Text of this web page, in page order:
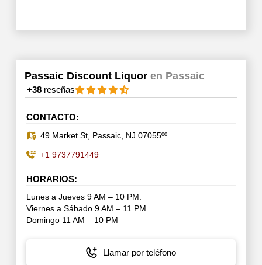
Passaic Discount Liquor en Passaic
+38reseñas
CONTACTO:
49 Market St, Passaic, NJ 07055ºº
+1 9737791449
HORARIOS:
Lunes a Jueves 9 AM – 10 PM.
Viernes a Sábado 9 AM – 11 PM.
Domingo 11 AM – 10 PM
Llamar por teléfono